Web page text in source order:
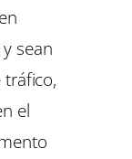
sean
el